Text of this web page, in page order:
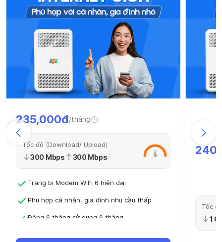
235,000đ/tháng
Tốc độ (Download/ Upload)
300 Mbps 300 Mbps
Trang bị Modem WiFi 6 hiện đại
Phù hợp cá nhân, gia đình nhu cầu thấp
Đóng 6 tháng sử dụng 6 tháng
Tốc
1